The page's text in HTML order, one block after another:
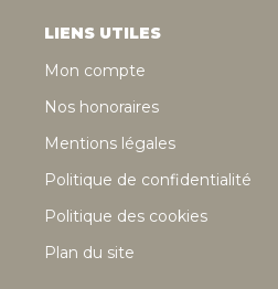
LIENS UTILES
Mon compte
Nos honoraires
Mentions légales
Politique de confidentialité
Politique des cookies
Plan du site